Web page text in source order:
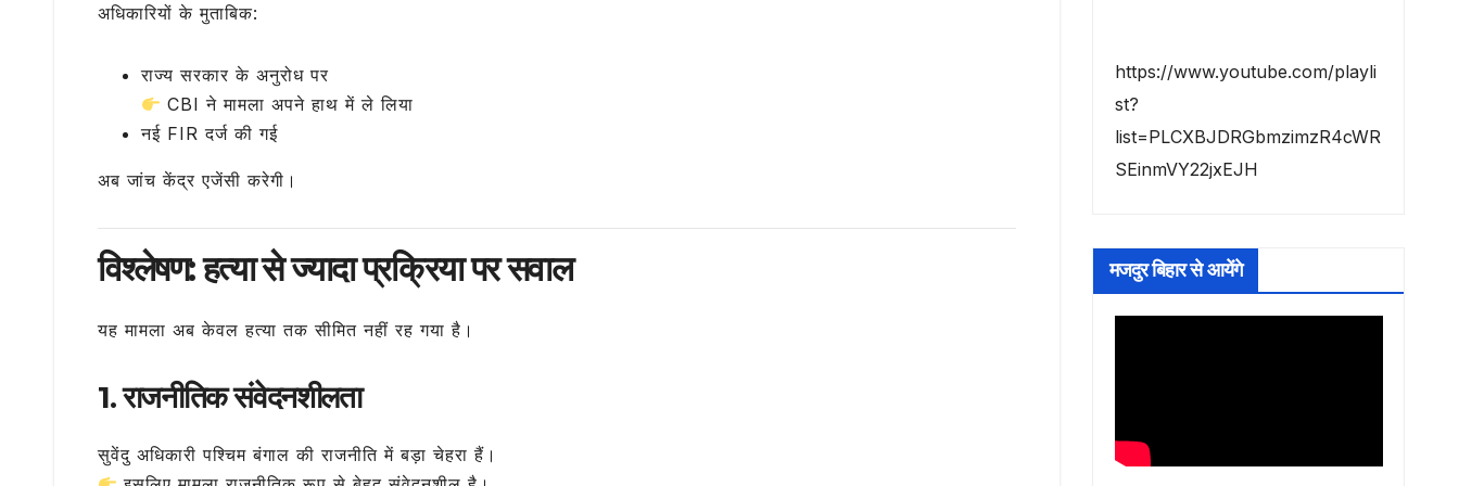
अधिकारियों के मुताबिक:
राज्य सरकार के अनुरोध पर
CBI ने मामला अपने हाथ में ले लिया
नई FIR दर्ज की गई
अब जांच केंद्र एजेंसी करेगी।
विश्लेषण: हत्या से ज्यादा प्रक्रिया पर सवाल
यह मामला अब केवल हत्या तक सीमित नहीं रह गया है।
1. राजनीतिक संवेदनशीलता
सुवेंदु अधिकारी पश्चिम बंगाल की राजनीति में बड़ा चेहरा हैं।
https://www.youtube.com/playli
st?
list=PLCXBJDRGbmzimzR4cWR
SEinmVY22jxEJH
मजदुर बिहार से आयेंगे